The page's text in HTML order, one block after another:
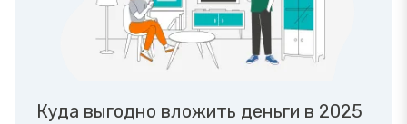
Куда выгодно вложить деньги в 2025